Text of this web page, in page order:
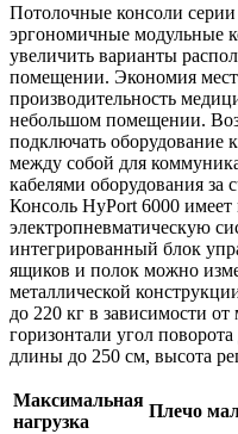
Потолочные консоли
эргономичные модульные
увеличить варианты
помещении. Экономия
производительность
небольшом помещении.
подключать оборудование
между собой для
кабелями оборудования за
Консоль HyPort 6000
электропневматическую
интегрированный блок
ящиков и полок можно
металлической
до 220 кг в зависимости
горизонтали угол
длины до 250 см, высота
Максимальная
нагрузка
Плечо